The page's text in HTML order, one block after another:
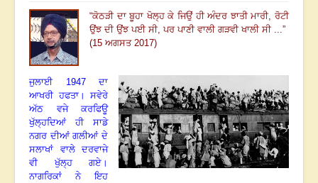
ਸੰਪਰਕ
We have 71 guests and no members online
2794052
“ਕੋਠੜੀ ਦਾ ਬੂਹਾ ਖੋਲ੍ਹ ਕੇ ਜਿਉਂ ਹੀ ਅੰਦਰ ਝਾਤੀ ਮਾਰੀ, ਰੋਟੀ
ਉਂਝ ਦੀ ਉਂਝ ਪਈ ਸੀ, ਪਰ ਪਾਣੀ ਵਾਲੀ ਗੜਵੀ ਖਾਲੀ ਸੀ ...”
(15 ਅਗਸਤ 2017)
ਜੁਲਾਈ 1947ਦਾ
ਆਖਰੀ ਹਫਤਾ।
ਸਵੇਰੇ
ਅੱਠ ਵਜੇ ਕਰਫਿਊ
ਖੁੱਲ੍ਹਦਿਆਂ ਹੀ ਸਾਡੇ
ਨਗਰ ਦੀਆਂ ਗਲੀਆਂ ਦੇ
ਸਲਾਖਾਂ ਵਾਲੇ ਦਰਵਾਜੇ
ਵੀ ਖੁੱਲ੍ਹ ਗਏ।
ਨਾਗਰਿਕਾਂ ਨੇ ਇਹ